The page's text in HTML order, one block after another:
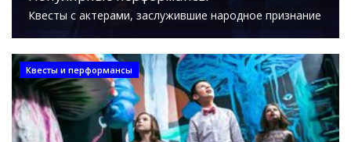
Квесты с актерами, заслужившие народное признание
Квесты и перформансы